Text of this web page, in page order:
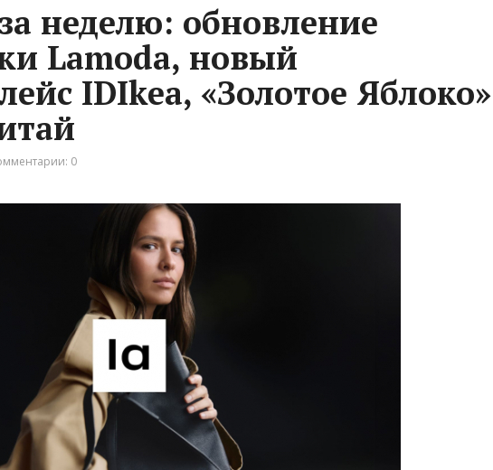
неделю: обновление
Lamoda, новый
IDIkea, «Золотое Яблоко»
0